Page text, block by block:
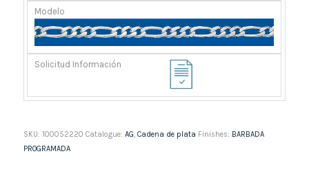
SKU: 100052220 Catalogue: AG Cadena de plata Finishes: BARBADA
PROGRAMADA